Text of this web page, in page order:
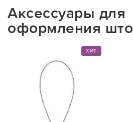
Аксессуары для
оформления
ХИТ